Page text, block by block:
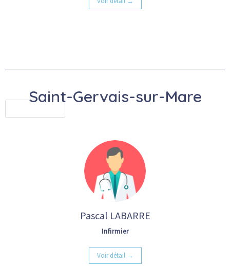
Saint-Gervais-sur-Mare
Pascal LABARRE
Infirmier
Voir détail →